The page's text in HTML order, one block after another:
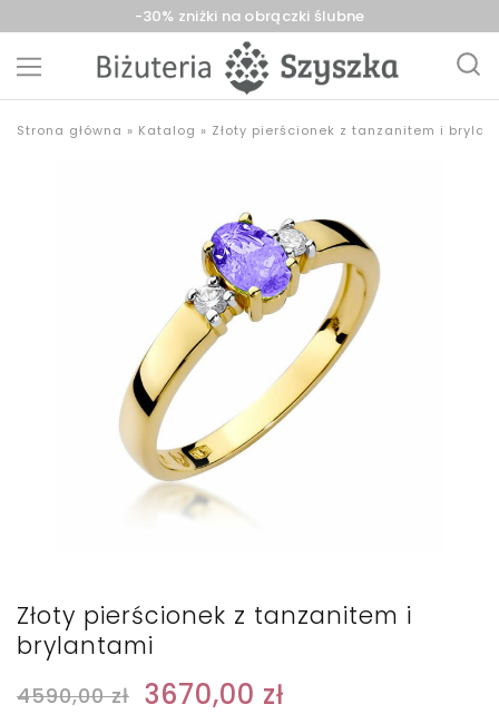
-30% zniżki na obrączki ślubne
Szyszka
z
Strona główna » Katalog » Złoty pierścionek z tanzanitem i
Złoty pierścionek z tanzanitem i
brylantami
4590,00zł 3670,00 zł